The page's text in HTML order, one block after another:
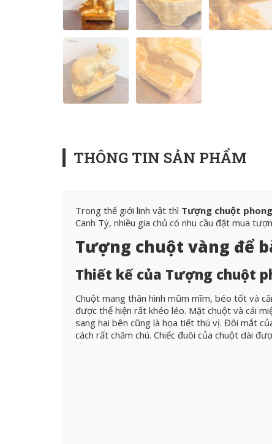
THÔNG TIN SẢN PHẨM
Trong thế giới linh vật thì Tượng chuột
Canh Tý, nhiều gia chủ có nhu cầu đặt mua
Tượng chuột vàng để
Thiết kế của Tượng chuột
Chuột mang thân hình mũm mĩm, béo tốt và
được thể hiện rất khéo léo. Mặt chuột và cái
sang hai bên cũng là họa tiết thú vị. Đôi mắt
cách rất chăm chú. Chiếc đuôi của chuột dài